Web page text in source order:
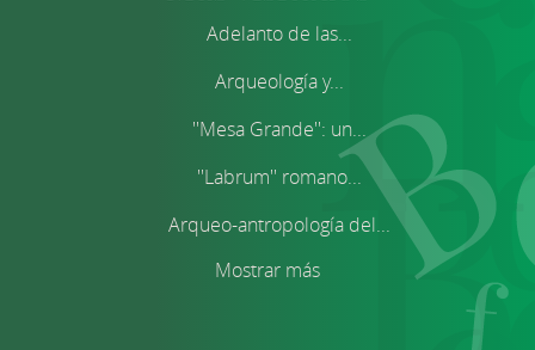
Adelanto de las...
Arqueología y...
''Mesa Grande'': un...
''Labrum'' romano...
Arqueo-antropología del...
Mostrar más